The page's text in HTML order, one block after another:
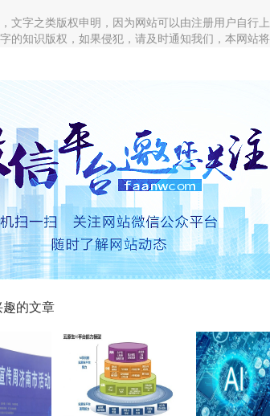
文字之类版权申明，因为网站可以由注册用户自行
的知识版权，如果侵犯，请及时通知我们，本网站将
趣的文章